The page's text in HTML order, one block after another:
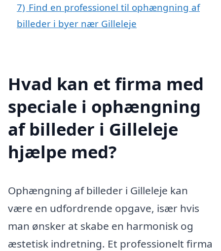
7) Find en professionel til ophængning af
billeder i byer nær Gilleleje
Hvad kan et firma med
speciale i ophængning
af billeder i Gilleleje
hjælpe med?
Ophængning af billeder i Gilleleje kan
være en udfordrende opgave, især hvis
man ønsker at skabe en harmonisk og
æstetisk indretning. Et professionelt firma